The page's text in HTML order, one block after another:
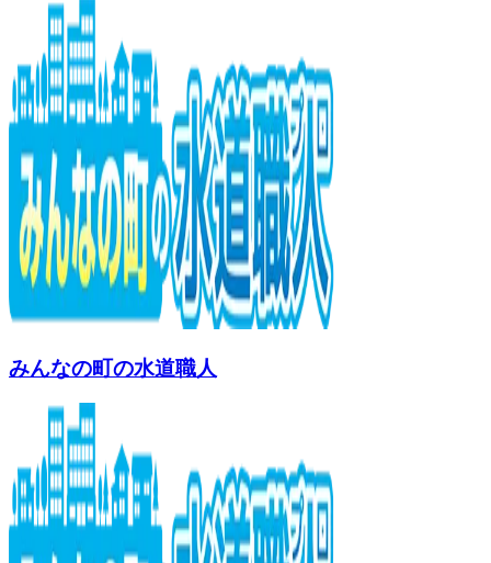
みんなの町の水道職人